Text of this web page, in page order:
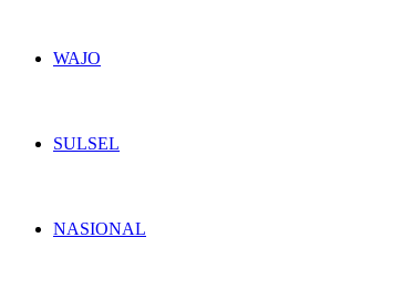
WAJO
SULSEL
NASIONAL